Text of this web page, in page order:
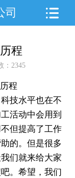
司
程
：2345
程
技水平也在不
活动中会用到
但提高了工作
的。但是很多
们就来给大家
。希望，我们